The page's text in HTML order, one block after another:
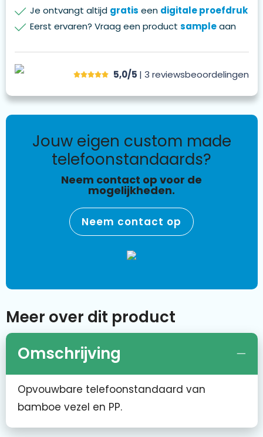
Je ontvangt altijd gratis een digitale proefdruk
Eerst ervaren? Vraag een product sampleaan
5,0/5 | 3 reviewsbeoordelingen
jouw eigen custom made
telefoonstandaards?
Neem contact op voor de
mogelijkheden.
Neem contact op
Meer over dit product
Omschrijving
Opvouwbare telefoonstandaard van
bamboe vezel en PP.